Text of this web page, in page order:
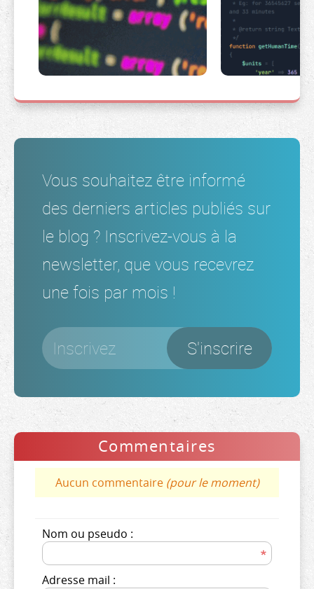
Vous souhaitez être informé
des derniers articles publiés sur
le blog ? Inscrivez-vous à la
newsletter, que vous recevrez
une fois par mois !
Commentaires
Aucun commentaire (pour le moment)
Nom ou pseudo :
Adresse mail :